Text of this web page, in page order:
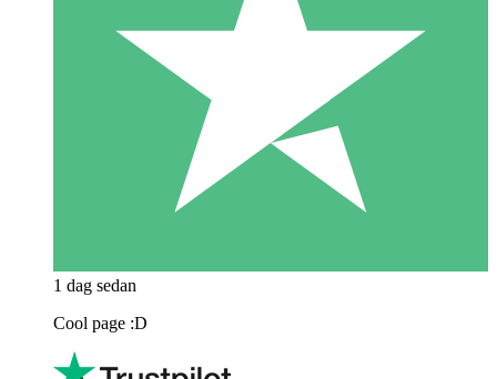
1 dag sedan
Cool page :D